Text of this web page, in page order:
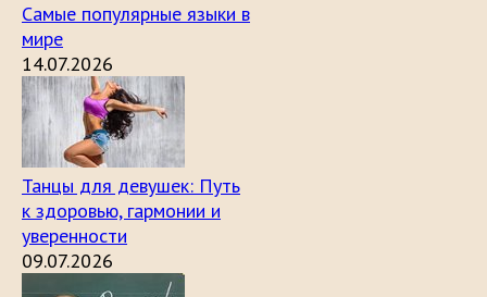
Самые популярные языки в
мире
14.07.2026
Танцы для девушек: Путь
к здоровью, гармонии и
уверенности
09.07.2026